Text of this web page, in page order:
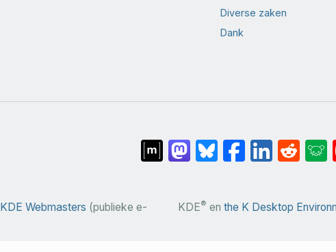
Diverse zaken
Dank
KDE Webmasters (publieke e-
KDE® en the K Desktop